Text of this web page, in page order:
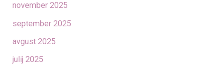
november 2025
september 2025
avgust 2025
julij 2025